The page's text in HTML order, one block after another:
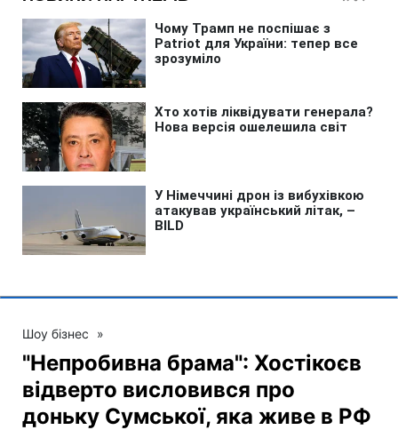
Шоу бізнес »
"Непробивна брама": Хостікоєв
відверто висловився про
доньку Сумської, яка живе в РФ